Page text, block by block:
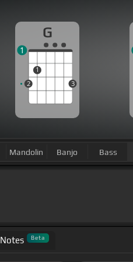
G
2
1
3
1
Mandolin Banjo Bass
Notes Beta